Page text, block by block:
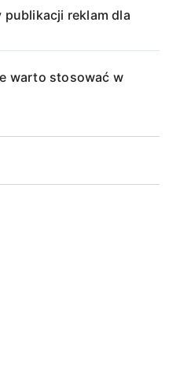
reklam dla
warto stosować w